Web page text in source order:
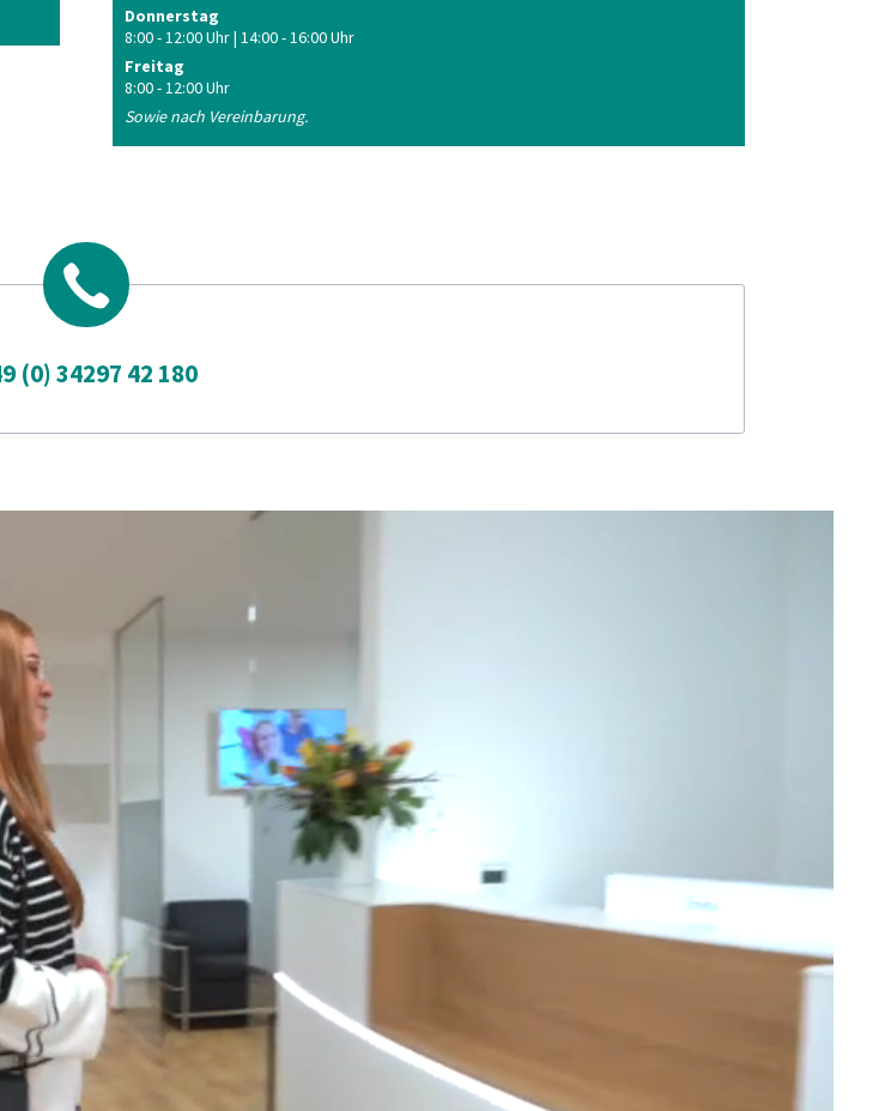
Donnerstag
8:00 - 12:00 Uhr | 14:00 - 16:00 Uhr
Freitag
8:00 - 12:00 Uhr
Sowie nach Vereinbarung.
(0) 34297 42 180